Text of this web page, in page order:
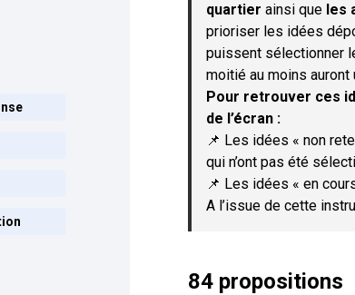
quartier ainsi que les
prioriser les idées
puissent sélectionner
moitié au moins
Pour retrouver ces
de l’écran :
📌 Les idées « non
qui n’ont pas été
📌 Les idées « en
A l’issue de cette
84 propositions